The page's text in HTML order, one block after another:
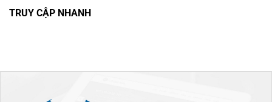
TRUY CẬP NHANH